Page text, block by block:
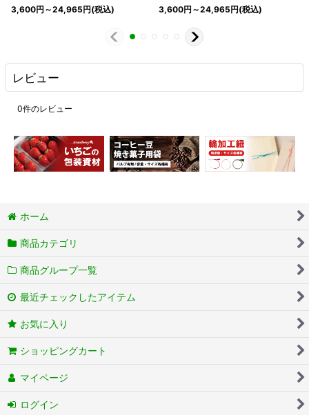
3,600円 ～24,965円(税込)
3,600円 ～24,965円(税込)
レビュー
0件のレビュー
ホーム
商品カテゴリ
商品グループ一覧
最近チェックしたアイテム
お気に入り
ショッピングカート
マイページ
ログイン